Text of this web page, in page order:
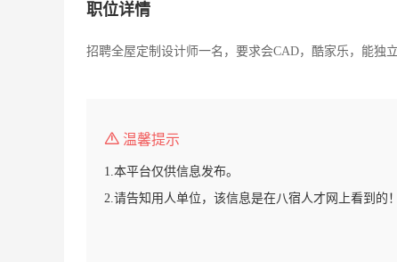
职位详情
招聘全屋定制设计师一名，要求会CAD，酷家乐，能独
温馨提示
1.本平台仅供信息发布。
2.请告知用人单位，该信息是在八宿人才网上看到的！